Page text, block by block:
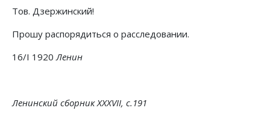
Тов. Дзержинский!
Прошу распорядиться о расследовании.
16/І 1920Ленин
Ленинский сборник XXXVII, с.191